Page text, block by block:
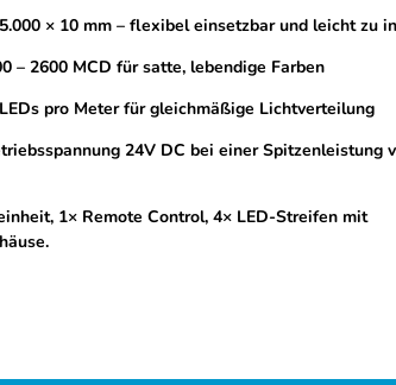
× 10 mm – flexibel einsetzbar und leicht zu
– 2600 MCD für satte, lebendige Farben
pro Meter für gleichmäßige Lichtverteilung
24V DC bei einer Spitzenleistung
1× Remote Control, 4× LED-Streifen mit